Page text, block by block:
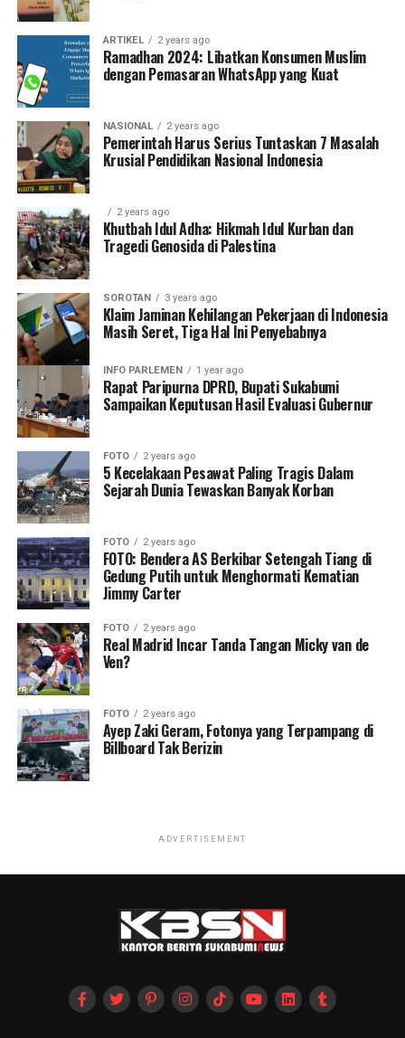
ARTIKEL 2 years ago
Ramadhan 2024: Libatkan Konsumen Muslim
dengan Pemasaran WhatsApp yang Kuat
NASIONAL 2 years ago
Pemerintah Harus Serius Tuntaskan 7 Masalah
Krusial Pendidikan Nasional Indonesia
2 years ago
Khutbah Idul Adha: Hikmah Idul Kurban dan
Tragedi Genosida di Palestina
SOROTAN 3 years ago
Klaim Jaminan Kehilangan Pekerjaan di Indonesia
Masih Seret, Tiga Hal Ini Penyebabnya
INFO PARLEMEN 1 year ago
Rapat Paripurna DPRD, Bupati Sukabumi
Sampaikan Keputusan Hasil Evaluasi Gubernur
FOTO 2 years ago
5 Kecelakaan Pesawat Paling Tragis Dalam
Sejarah Dunia Tewaskan Banyak Korban
FOTO 2 years ago
FOTO: Bendera AS Berkibar Setengah Tiang di
Gedung Putih untuk Menghormati Kematian
Jimmy Carter
FOTO 2 years ago
Real Madrid Incar Tanda Tangan Micky van de
Ven?
FOTO 2 years ago
Ayep Zaki Geram, Fotonya yang Terpampang di
Billboard Tak Berizin
ADVERTISEMENT